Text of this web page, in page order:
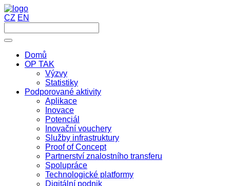
CZ EN
Domů
OP TAK
Výzvy
Statistiky
Podporované aktivity
Aplikace
Inovace
Potenciál
Inovační vouchery
Služby infrastruktury
Proof of Concept
Partnerství znalostního transferu
Spolupráce
Technologické platformy
Digitální podnik